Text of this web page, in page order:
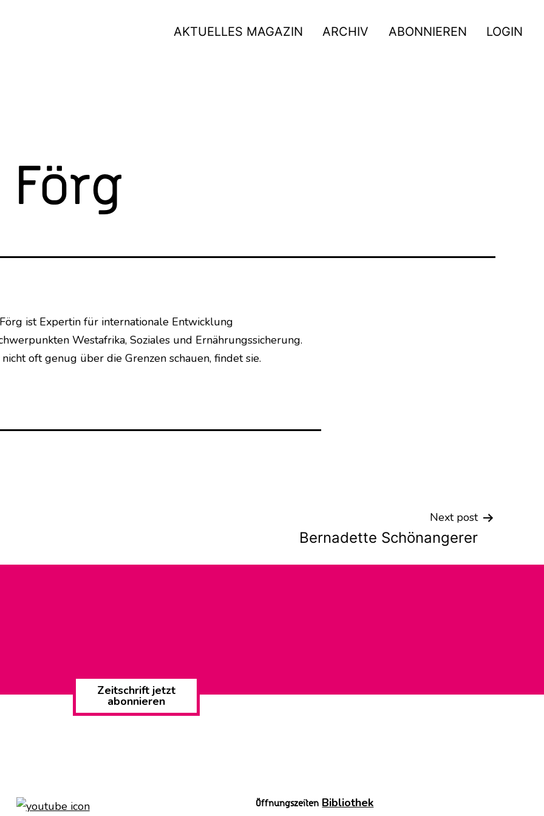
AKTUELLES MAGAZIN ARCHIV ABONNIEREN LOGIN
Förg
ist Expertin für internationale Entwicklung
Westafrika, Soziales und Ernährungssicherung.
nicht oft genug über die Grenzen schauen, findet sie.
Next post
Bernadette Schönangerer
Zeitschrift jetzt
abonnieren
Öffnungszeiten Bibliothek